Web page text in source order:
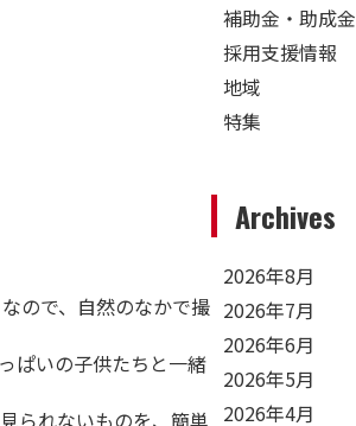
補助金・助成金
採用支援情報
地域
特集
Archives
2026年8月
2026年7月
2026年6月
2026年5月
2026年4月
ので、自然のなかで撮
ぱいの子供たちと一緒